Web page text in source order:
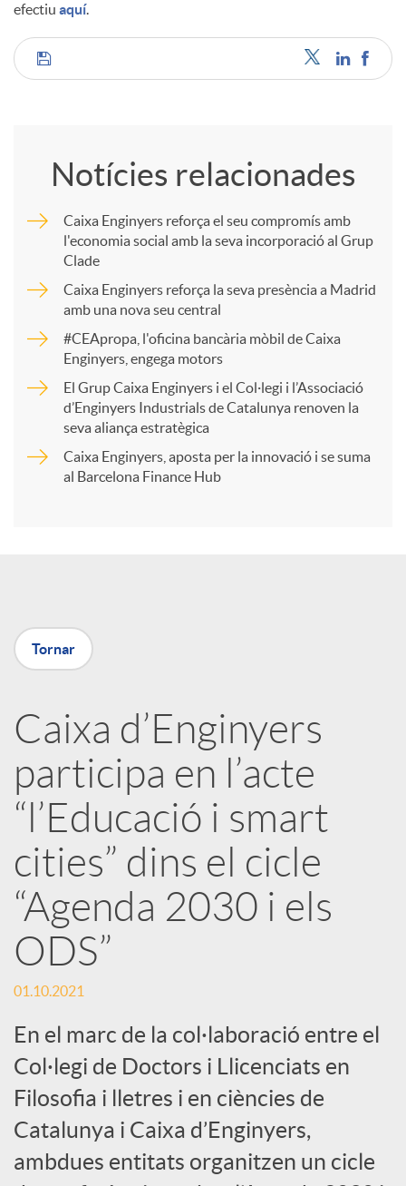
efectiu aquí.
C
m
r
X
a
r
x
e
s
S
o
c
Notícies relacionades
Caixa Enginyers reforça el seu compromís amb
l'economia social amb la seva incorporació al Grup
Clade
Caixa Enginyers reforça la seva presència a Madrid
amb una nova seu central
#CEApropa, l'oficina bancària mòbil de Caixa
Enginyers, engega motors
El Grup Caixa Enginyers i el Col·legi i l’Associació
d’Enginyers Industrials de Catalunya renoven la
seva aliança estratègica
Caixa Enginyers, aposta per la innovació i se suma
al Barcelona Finance Hub
Tornar
Caixa d’Enginyers
participa en l’acte
“l’Educació i smart
cities” dins el cicle
“Agenda 2030 i els
ODS”
01.10.2021
En el marc de la col·laboració entre el
Col·legi de Doctors i Llicenciats en
Filosofia i lletres i en ciències de
Catalunya i Caixa d’Enginyers,
ambdues entitats organitzen un cicle